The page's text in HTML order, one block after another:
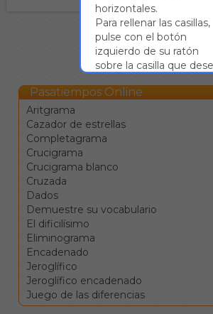
Pasatiempos Online
Aritgrama
Cazador de estrellas
Completagrama
Crucigrama
Crucigrama blanco
Cruzada
Dados
Demuestre su vocabulario
El dificilísimo
Eliminograma
Encadenado
Jeroglífico
Jeroglífico encadenado
Juego de las diferencias
horizontales.
Para rellenar las casillas,
pulse con el botón
izquierdo de su ratón
sobre la casilla que
introducir en su teclado.
seleccionada quedará
rellenada con dicha letra
siguiente. Así, podrá
necesidad de pulsar
cuatro direcciones.
El tabulador |→
para saltar a